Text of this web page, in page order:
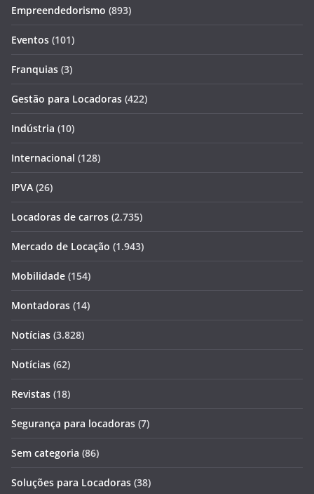
Empreendedorismo (893)
Eventos (101)
Franquias (3)
Gestão para Locadoras (422)
Indústria (10)
Internacional (128)
IPVA (26)
Locadoras de carros (2.735)
Mercado de Locação (1.943)
Mobilidade (154)
Montadoras (14)
Notícias (3.828)
Notícias (62)
Revistas (18)
Segurança para locadoras (7)
Sem categoria (86)
Soluções para Locadoras (38)